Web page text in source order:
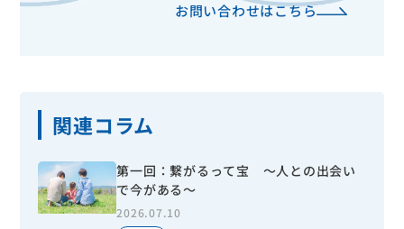
お問い合わせはこちら
関連コラム
第一回：繋がるって宝 ～人との出会い
で今がある～
2026.07.10